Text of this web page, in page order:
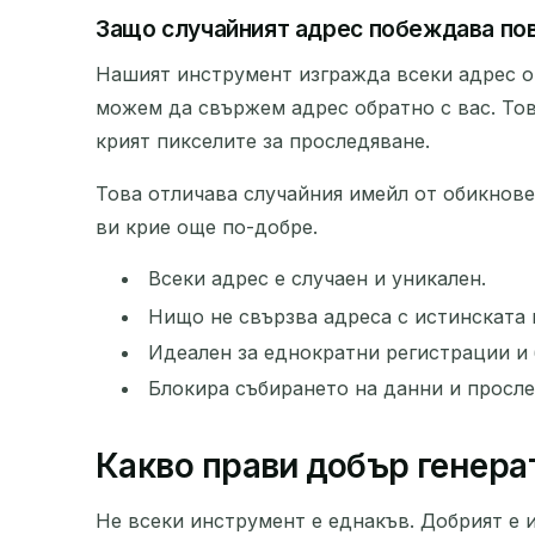
Защо случайният адрес побеждава
Нашият инструмент изгражда всеки адрес
можем да свържем адрес обратно с вас.
крият пикселите за проследяване.
Това отличава случайния имейл от
ви крие още по-добре.
Всеки адрес е случаен и уникален.
Нищо не свързва адреса с истинската
Идеален за еднократни регистрации
Блокира събирането на данни и
Какво прави добър
Не всеки инструмент е еднакъв. Добрият е